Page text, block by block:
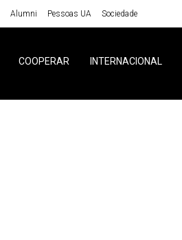
Alumni Pessoas UA Sociedade
COOPERAR INTERNACIONAL